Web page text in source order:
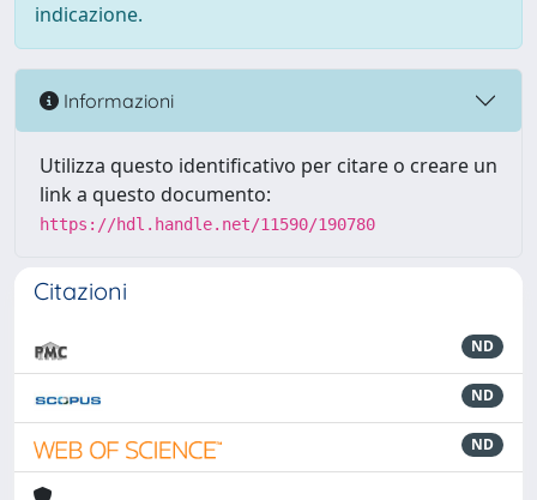
indicazione.
Informazioni
Utilizza questo identificativo per citare o creare un
link a questo documento:
https://hdl.handle.net/11590/190780
Citazioni
ND
ND
ND